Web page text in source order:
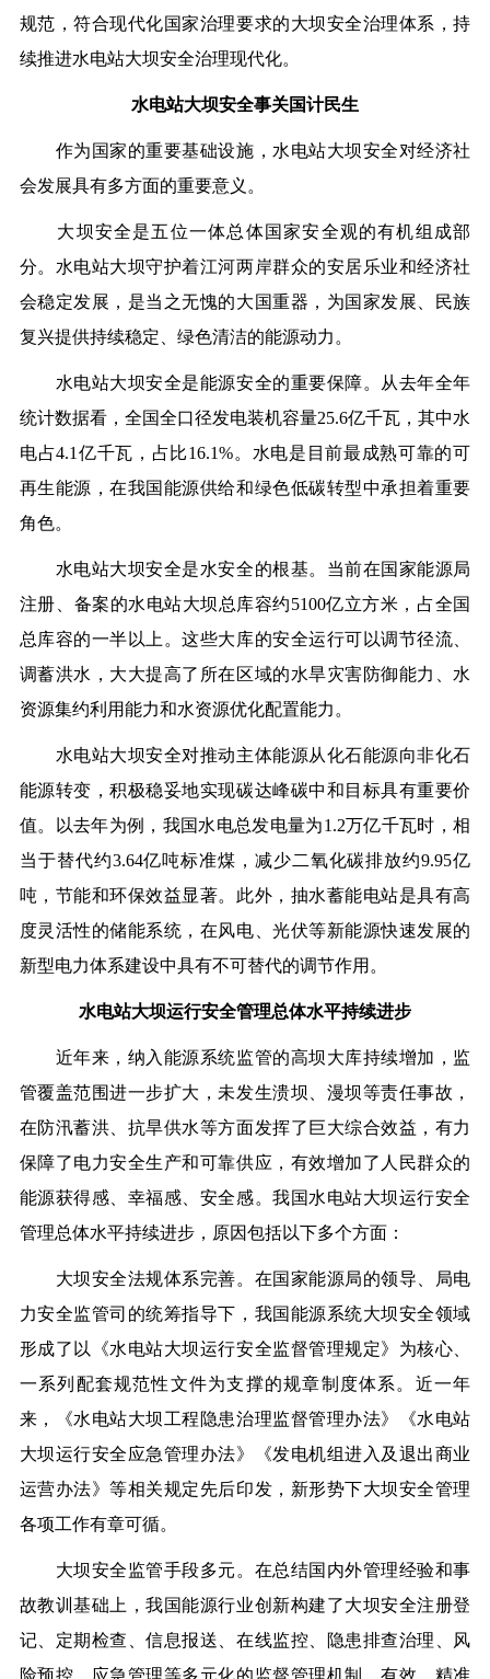
规范，符合现代化国家治理要求的大坝安全治理体系，持
续推进水电站大坝安全治理现代化。
水电站大坝安全事关国计民生
作为国家的重要基础设施，水电站大坝安全对经济社
会发展具有多方面的重要意义。
大坝安全是五位一体总体国家安全观的有机组成部
分。水电站大坝守护着江河两岸群众的安居乐业和经济社
会稳定发展，是当之无愧的大国重器，为国家发展、民族
复兴提供持续稳定、绿色清洁的能源动力。
水电站大坝安全是能源安全的重要保障。从去年全年
统计数据看，全国全口径发电装机容量25.6亿千瓦，其中水
电占4.1亿千瓦，占比16.1%。水电是目前最成熟可靠的可
再生能源，在我国能源供给和绿色低碳转型中承担着重要
角色。
水电站大坝安全是水安全的根基。当前在国家能源局
注册、备案的水电站大坝总库容约5100亿立方米，占全国
总库容的一半以上。这些大库的安全运行可以调节径流、
调蓄洪水，大大提高了所在区域的水旱灾害防御能力、水
资源集约利用能力和水资源优化配置能力。
水电站大坝安全对推动主体能源从化石能源向非化石
能源转变，积极稳妥地实现碳达峰碳中和目标具有重要价
值。以去年为例，我国水电总发电量为1.2万亿千瓦时，相
当于替代约3.64亿吨标准煤，减少二氧化碳排放约9.95亿
吨，节能和环保效益显著。此外，抽水蓄能电站是具有高
度灵活性的储能系统，在风电、光伏等新能源快速发展的
新型电力体系建设中具有不可替代的调节作用。
水电站大坝运行安全管理总体水平持续进步
近年来，纳入能源系统监管的高坝大库持续增加，监
管覆盖范围进一步扩大，未发生溃坝、漫坝等责任事故，
在防汛蓄洪、抗旱供水等方面发挥了巨大综合效益，有力
保障了电力安全生产和可靠供应，有效增加了人民群众的
能源获得感、幸福感、安全感。我国水电站大坝运行安全
管理总体水平持续进步，原因包括以下多个方面：
大坝安全法规体系完善。在国家能源局的领导、局电
力安全监管司的统筹指导下，我国能源系统大坝安全领域
形成了以《水电站大坝运行安全监督管理规定》为核心、
一系列配套规范性文件为支撑的规章制度体系。近一年
来，《水电站大坝工程隐患治理监督管理办法》《水电站
大坝运行安全应急管理办法》《发电机组进入及退出商业
运营办法》等相关规定先后印发，新形势下大坝安全管理
各项工作有章可循。
大坝安全监管手段多元。在总结国内外管理经验和事
故教训基础上，我国能源行业创新构建了大坝安全注册登
记、定期检查、信息报送、在线监控、隐患排查治理、风